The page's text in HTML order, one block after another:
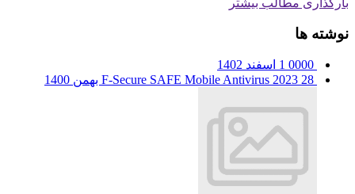
بارگذاری مطالب بیشتر
نوشته ها
0000 1 اسفند 1402
F-Secure SAFE Mobile Antivirus 2023 28 بهمن 1400